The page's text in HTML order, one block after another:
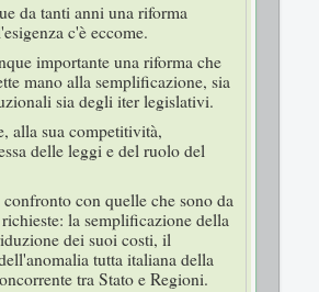
da tanti anni una riforma
c'è eccome.
importante una riforma che
mano alla semplificazione, sia
sia degli iter legislativi.
alla sua competitività,
delle leggi e del ruolo del
con quelle che sono da
la semplificazione della
dei suoi costi, il
tutta italiana della
tra Stato e Regioni.